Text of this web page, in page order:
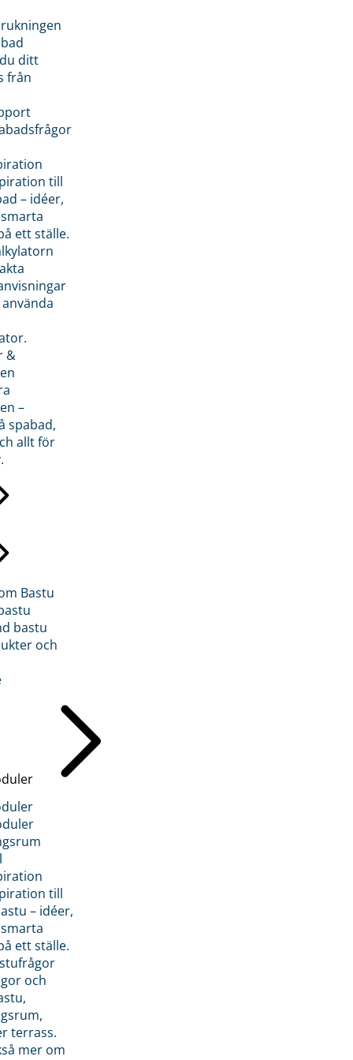
ditt
från
till
– idéer,
ett ställe.
&
–
spabad,
allt för
Bastu
bastu
och
till
– idéer,
ett ställe.
och
terrass.
mer om